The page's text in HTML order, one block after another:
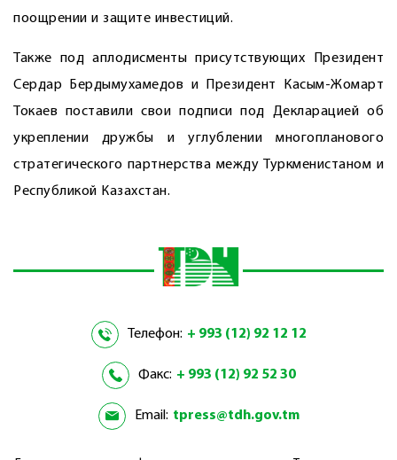
поощрении и защите инвестиций.
Также под аплодисменты присутствующих Президент
Сердар Бердымухамедов и Президент Касым-Жомарт
Токаев поставили свои подписи под Декларацией об
укреплении дружбы и углублении многопланового
стратегического партнерства между Туркменистаном и
Республикой Казахстан.
Телефон: + 993 (12) 92 12 12
Факс: + 993 (12) 92 52 30
Email: tpress@tdh.gov.tm